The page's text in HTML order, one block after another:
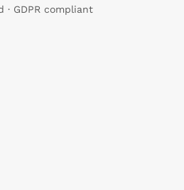
· GDPR compliant